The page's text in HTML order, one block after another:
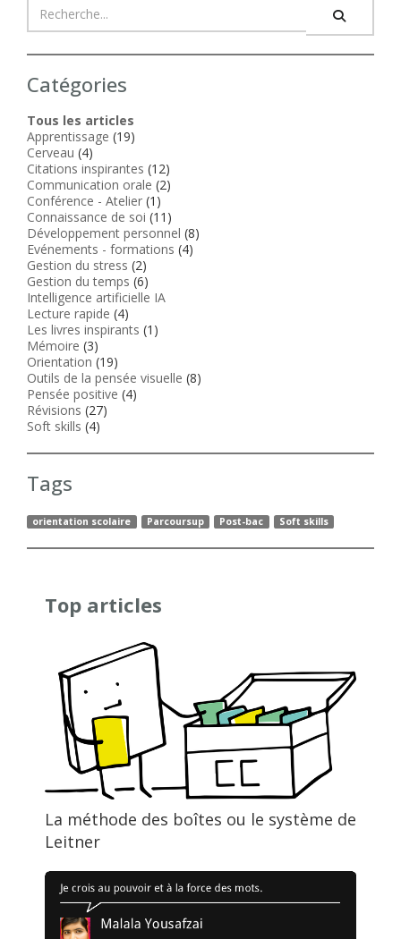
Catégories
Tous les articles
Apprentissage (19)
Cerveau (4)
Citations inspirantes (12)
Communication orale (2)
Conférence - Atelier (1)
Connaissance de soi (11)
Développement personnel (8)
Evénements - formations (4)
Gestion du stress (2)
Gestion du temps (6)
Intelligence artificielle IA
Lecture rapide (4)
Les livres inspirants (1)
Mémoire (3)
Orientation (19)
Outils de la pensée visuelle (8)
Pensée positive (4)
Révisions (27)
Soft skills (4)
Tags
orientation scolaire Parcoursup Post-bac Soft skills
Top articles
La méthode des boîtes ou le système de
Leitner